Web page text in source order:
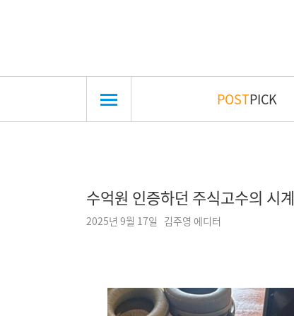
POSTPICK
수억원 인증하던 주식고수의 시계
2025년 9월 17일 김주영 에디터